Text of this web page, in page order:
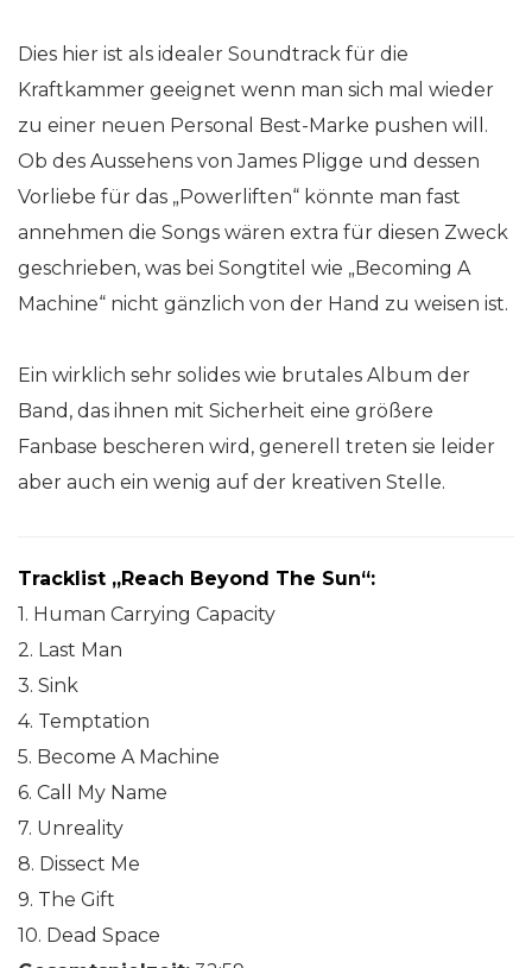
Dies hier ist als idealer Soundtrack für die
Kraftkammer geeignet wenn man sich mal wieder
zu einer neuen Personal Best-Marke pushen will.
Ob des Aussehens von James Pligge und dessen
Vorliebe für das „Powerliften“ könnte man fast
annehmen die Songs wären extra für diesen Zweck
geschrieben, was bei Songtitel wie „Becoming A
Machine“ nicht gänzlich von der Hand zu weisen ist.
Ein wirklich sehr solides wie brutales Album der
Band, das ihnen mit Sicherheit eine größere
Fanbase bescheren wird, generell treten sie leider
aber auch ein wenig auf der kreativen Stelle.
Tracklist „Reach Beyond The Sun“:
1. Human Carrying Capacity
2. Last Man
3. Sink
4. Temptation
5. Become A Machine
6. Call My Name
7. Unreality
8. Dissect Me
9. The Gift
10. Dead Space